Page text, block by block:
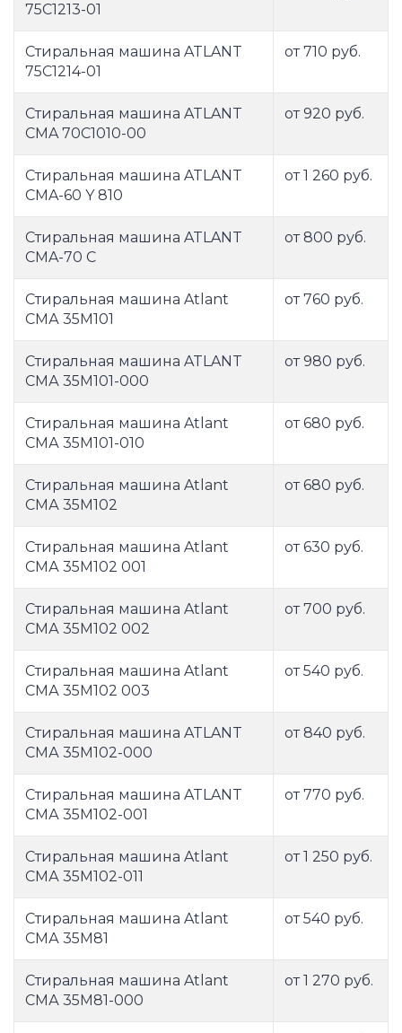
75С1213-01
Стиральная машина ATLANT
75С1214-01
от 710 руб.
Стиральная машина ATLANT
CMA 70C1010-00
от 920 руб.
Стиральная машина ATLANT
CMA-60 Y 810
от 1 260 руб.
Стиральная машина ATLANT
CMA-70 C
от 800 руб.
Стиральная машина Atlant
СМА 35М101
от 760 руб.
Стиральная машина ATLANT
СМА 35М101-000
от 980 руб.
Стиральная машина Atlant
СМА 35М101-010
от 680 руб.
Стиральная машина Atlant
СМА 35М102
от 680 руб.
Стиральная машина Atlant
СМА 35М102 001
от 630 руб.
Стиральная машина Atlant
СМА 35М102 002
от 700 руб.
Стиральная машина Atlant
СМА 35М102 003
от 540 руб.
Стиральная машина ATLANT
СМА 35М102-000
от 840 руб.
Стиральная машина ATLANT
СМА 35М102-001
от 770 руб.
Стиральная машина Atlant
СМА 35М102-011
от 1 250 руб.
Стиральная машина Atlant
СМА 35М81
от 540 руб.
Стиральная машина Atlant
СМА 35М81-000
от 1 270 руб.